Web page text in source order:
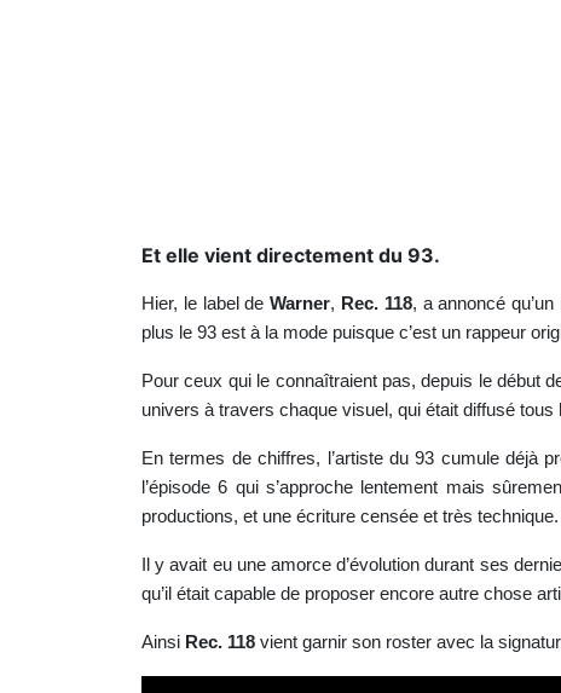
Et elle vient directement du 93.
Hier, le label deWarner, Rec. 118, a annoncé
plus le 93 est à la mode puisque c’est un rappeur
Pour ceux qui le connaîtraient pas, depuis le début
univers à travers chaque visuel, qui était diffusé
En termes de chiffres, l’artiste du 93 cumule déjà
l’épisode 6 qui s’approche lentement mais
productions, et une écriture censée et très technique.
Il y avait eu une amorce d’évolution durant ses
qu’il était capable de proposer encore autre chose
Ainsi Rec. 118 vient garnir son roster avec la